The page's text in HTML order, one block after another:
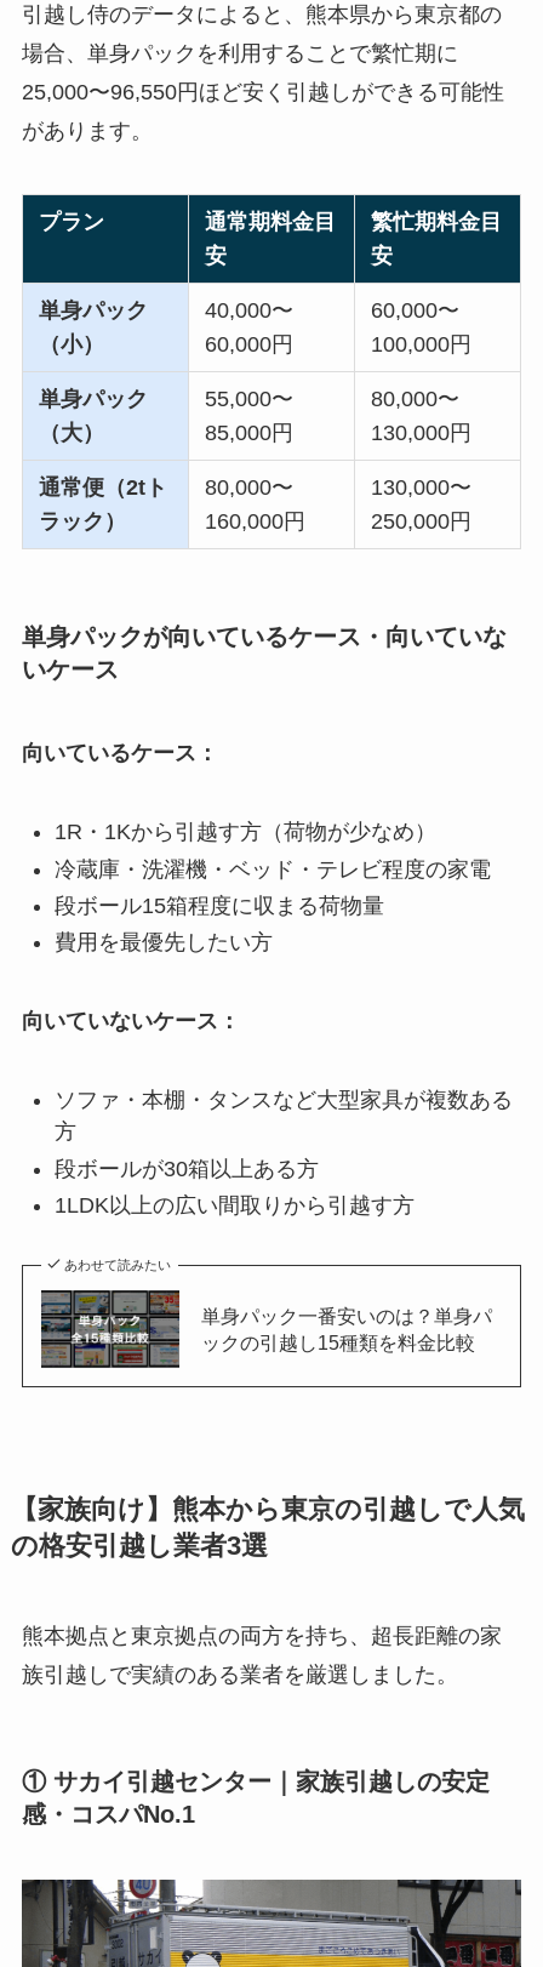
引越し侍のデータによると、熊本県から東京都の
場合、単身パックを利用することで繁忙期に
25,000〜96,550円ほど安く引越しができる可能性
があります。
プラン
通常期料金目
安
繁忙期料金目
安
単身パック
（小）
40,000〜
60,000円
60,000〜
100,000円
単身パック
（大）
55,000〜
85,000円
80,000〜
130,000円
通常便（2tト
ラック）
80,000〜
160,000円
130,000〜
250,000円
単身パックが向いているケース・向いていな
いケース
向いているケース：
1R・1Kから引越す方（荷物が少なめ）
冷蔵庫・洗濯機・ベッド・テレビ程度の家電
段ボール15箱程度に収まる荷物量
費用を最優先したい方
向いていないケース：
ソファ・本棚・タンスなど大型家具が複数ある
方
段ボールが30箱以上ある方
1LDK以上の広い間取りから引越す方
あわせて読みたい
単身パック一番安いのは？単身パ
ックの引越し15種類を料金比較
【家族向け】熊本から東京の引越しで人気
の格安引越し業者3選
熊本拠点と東京拠点の両方を持ち、超長距離の家
族引越しで実績のある業者を厳選しました。
① サカイ引越センター｜家族引越しの安定
感・コスパNo.1